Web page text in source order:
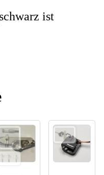
ist